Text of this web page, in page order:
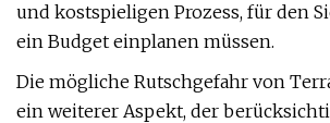
und kostspieligen Prozess, für den
ein Budget einplanen müssen.
Die mögliche Rutschgefahr von
ein weiterer Aspekt, der